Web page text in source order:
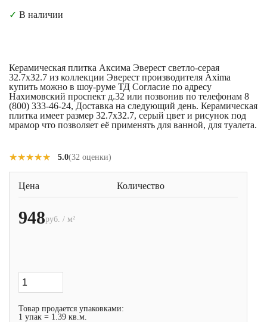
✓ В наличии
Керамическая плитка Аксима Эверест светло-серая
32.7x32.7 из коллекции Эверест производителя Axima
купить можно в шоу-руме ТД Согласие по адресу
Нахимовский проспект д.32 или позвонив по телефонам 8
(800) 333-46-24, Доставка на следующий день. Керамическая
плитка имеет размер 32.7x32.7, серый цвет и рисунок под
мрамор что позволяет её применять для ванной, для туалета.
★★★★★
★★★★★ 5.0(32 оценки)
Цена Количество
948руб. / м²
Товар продается упаковками:
1 упак = 1.39 кв.м.